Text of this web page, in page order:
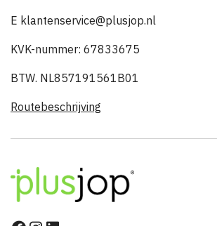
E klantenservice@plusjop.nl
KVK-nummer: 67833675
BTW. NL857191561B01
Routebeschrijving